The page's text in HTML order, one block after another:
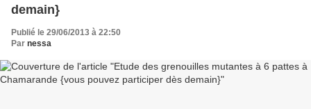
demain}
Publié le 29/06/2013 à 22:50
Par nessa